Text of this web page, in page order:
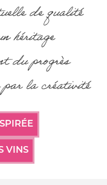
de qualité
héritage
du progrès
la créativité
VINS